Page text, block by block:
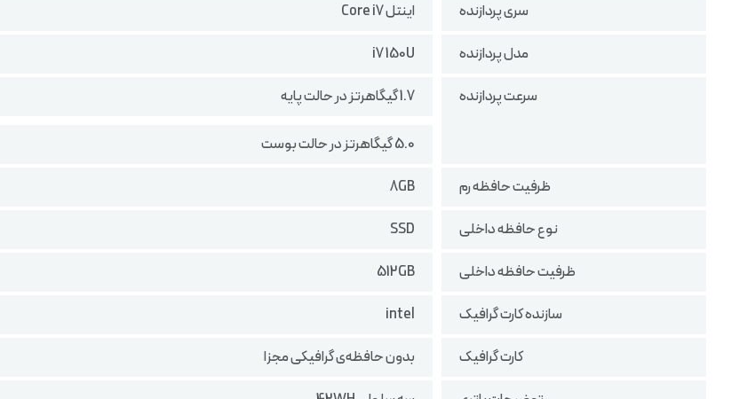
سری پردازنده
اینتل Core i7
مدل پردازنده
i7 150U
سرعت پردازنده
1.7 گیگاهرتز در حالت پایه
5.0 گیگاهرتز در حالت بوست
ظرفیت حافظه رم
8GB
نوع حافظه داخلی
SSD
ظرفیت حافظه داخلی
512GB
سازنده کارت گرافیک
intel
کارت گرافیک
بدون حافظه‌ی گرافیکی مجزا